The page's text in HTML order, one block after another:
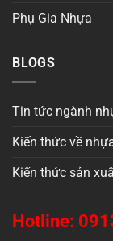
Phụ Gia Nhựa
BLOGS
Tin tức ngành
Kiến thức về
Kiến thức sản
Hotline: